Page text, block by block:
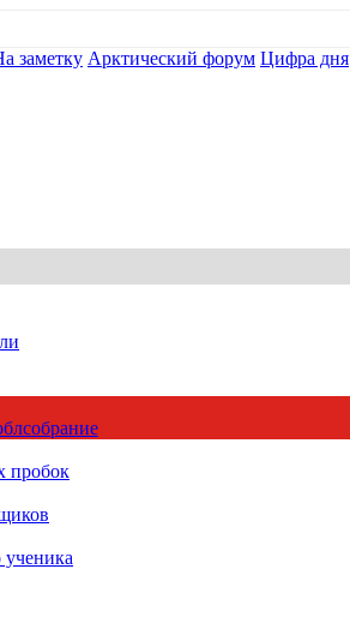
заметку Арктический форум Цифра дня
пробок
ученика